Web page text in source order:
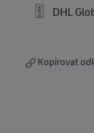
DHL
Kopírovat